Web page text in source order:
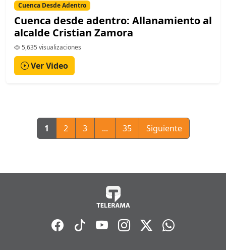
Cuenca Desde Adentro
Cuenca desde adentro: Allanamiento al
alcalde Cristian Zamora
5,635 visualizaciones
Ver Video
1 2 3 ... 35 Siguiente